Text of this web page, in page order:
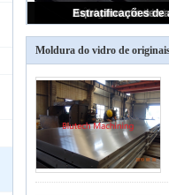
Moldura do vidro de